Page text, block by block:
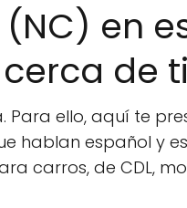
en
de ti
ello, aquí te
hablan español y
carros, de CDL,